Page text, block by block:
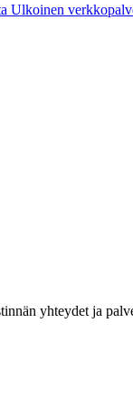
Ulkoinen
yhteydet ja